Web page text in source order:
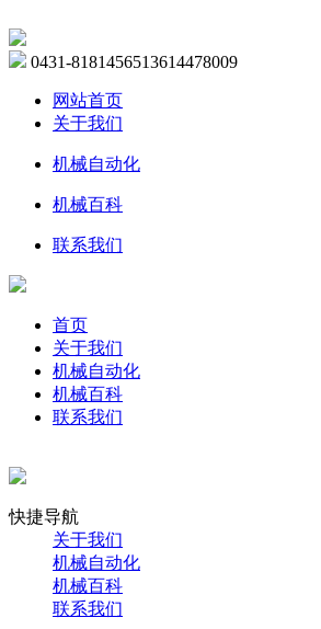
0431-8181456513614478009
网站首页
关于我们
机械自动化
机械百科
联系我们
首页
关于我们
机械自动化
机械百科
联系我们
快捷导航
关于我们
机械自动化
机械百科
联系我们